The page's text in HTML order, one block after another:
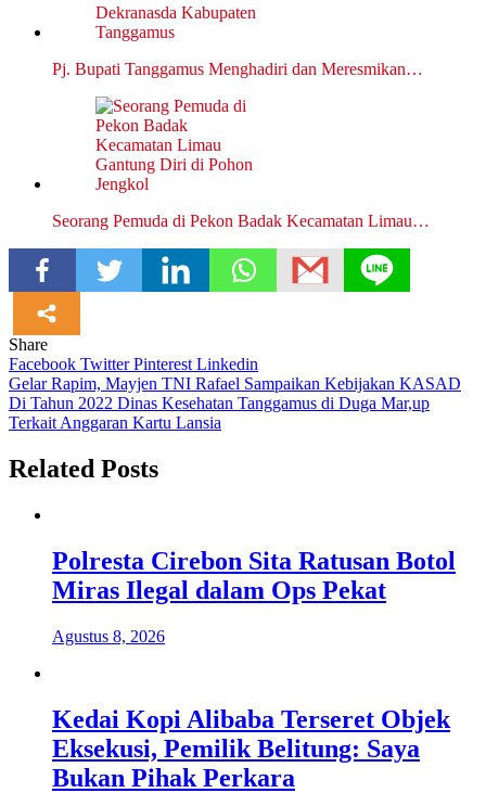
Pj. Bupati Tanggamus Menghadiri dan Meresmikan…
Seorang Pemuda di Pekon Badak Kecamatan Limau…
Share
Facebook TwitterPinterest Linkedin
Navigasi
pos
Gelar Rapim, Mayjen TNI Rafael Sampaikan Kebijakan KASAD
Di Tahun 2022 Dinas Kesehatan Tanggamus di Duga Mar,up
Terkait Anggaran Kartu Lansia
Related Posts
Polresta Cirebon Sita Ratusan Botol
Miras Ilegal dalam Ops Pekat
Agustus 8, 2026
Kedai Kopi Alibaba Terseret Objek
Eksekusi, Pemilik Belitung: Saya
Bukan Pihak Perkara